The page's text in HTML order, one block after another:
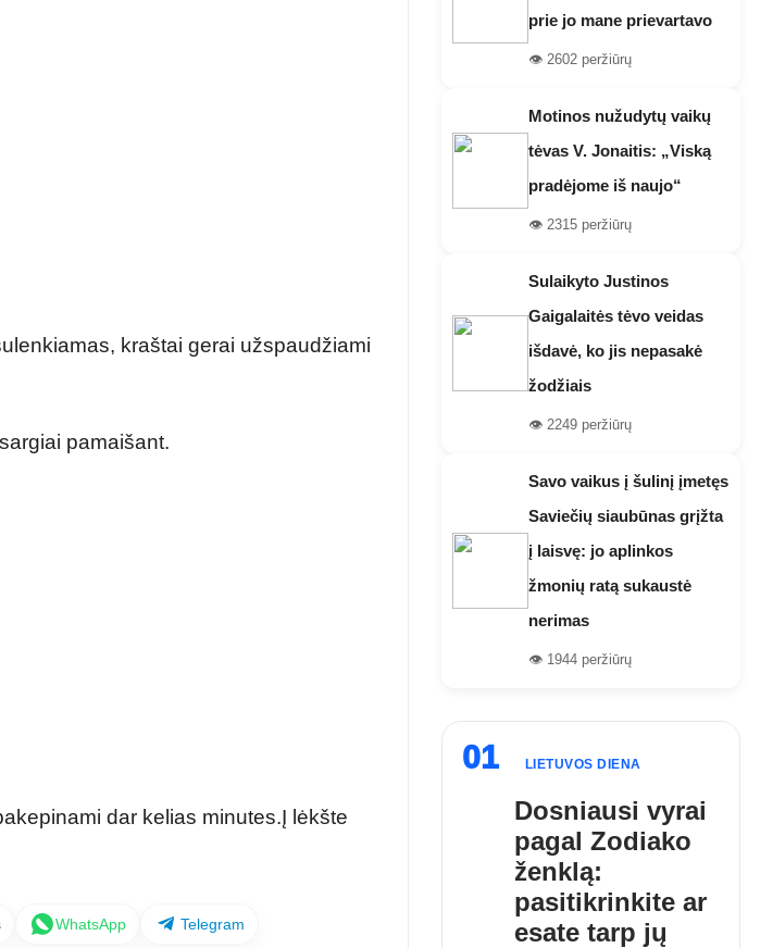
kraštai gerai užspaudžiami
pamaišant.
dar kelias minutes.Į lėkšte
WhatsApp Telegram
prie jo mane prievartavo
👁️ 2602 peržiūrų
Motinos nužudytų vaikų
tėvas V. Jonaitis: „Viską
pradėjome iš naujo“
👁️ 2315 peržiūrų
Sulaikyto Justinos
Gaigalaitės tėvo veidas
išdavė, ko jis nepasakė
žodžiais
👁️ 2249 peržiūrų
Savo vaikus į šulinį įmetęs
Saviečių siaubūnas grįžta
į laisvę: jo aplinkos
žmonių ratą sukaustė
nerimas
👁️ 1944 peržiūrų
01 LIETUVOS DIENA
Dosniausi vyrai
pagal Zodiako
ženklą:
pasitikrinkite ar
esate tarp jų